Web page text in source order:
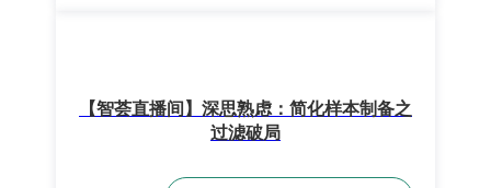
【智荟直播间】深思熟虑：简化样本制备之
过滤破局